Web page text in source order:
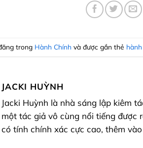
trong Hành Chính và được gắn thẻ
JACKI HUỲNH
Jacki Huỳnh là nhà sáng lập kiêm
một tác giả vô cùng nổi tiếng được
có tính chính xác cực cao, thêm